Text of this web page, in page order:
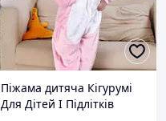
Піжама дитяча Кігурумі
Для Дітей І Підлітків